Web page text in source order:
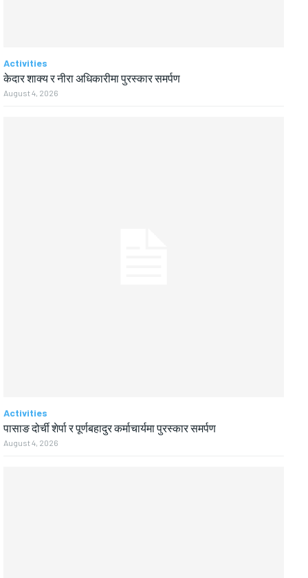
Activities
केदार शाक्य र नीरा अधिकारीमा पुरस्कार समर्पण
August 4, 2026
Activities
पासाङ दोर्ची शेर्पा र पूर्णबहादुर कर्माचार्यमा पुरस्कार समर्पण
August 4, 2026